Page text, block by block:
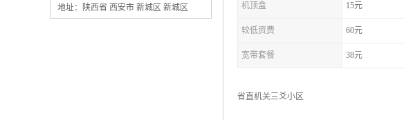
地址：陕西省 西安市 新城区 新城区 机顶盒 15元
较低资费 60元
宽带套餐 38元
省直机关三爻小区